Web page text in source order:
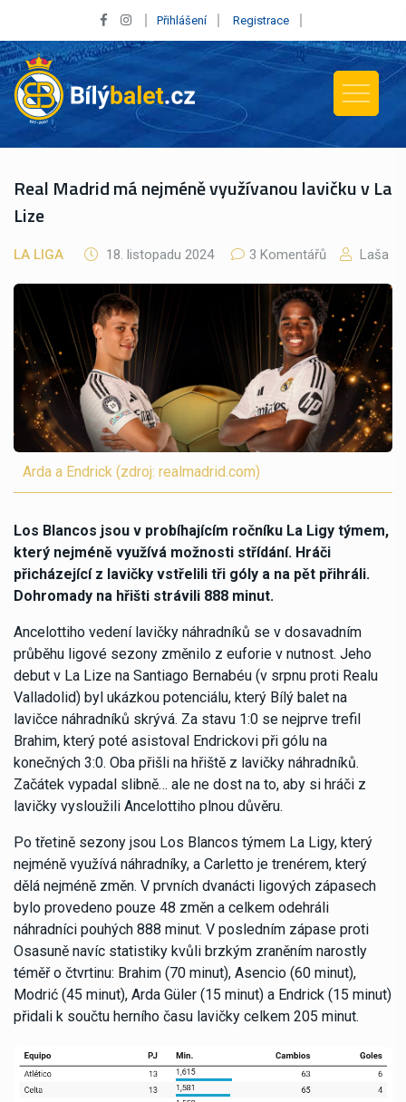
Přihlášení Registrace
Real Madrid má nejméně využívanou lavičku v La
Lize
LA LIGA 18. listopadu 2024 3 Komentářů Laša
Arda a Endrick (zdroj: realmadrid.com)
Los Blancos jsou v probíhajícím ročníku La Ligy týmem,
který nejméně využívá možnosti střídání. Hráči
přicházející z lavičky vstřelili tři góly a na pět přihráli.
Dohromady na hřišti strávili 888 minut.
Ancelottiho vedení lavičky náhradníků se v dosavadním
průběhu ligové sezony změnilo z euforie v nutnost. Jeho
debut v La Lize na Santiago Bernabéu (v srpnu proti Realu
Valladolid) byl ukázkou potenciálu, který Bílý balet na
lavičce náhradníků skrývá. Za stavu 1:0 se nejprve trefil
Brahim, který poté asistoval Endrickovi při gólu na
konečných 3:0. Oba přišli na hřiště z lavičky náhradníků.
Začátek vypadal slibně… ale ne dost na to, aby si hráči z
lavičky vysloužili Ancelottiho plnou důvěru.
Po třetině sezony jsou Los Blancos týmem La Ligy, který
nejméně využívá náhradníky, a Carletto je trenérem, který
dělá nejméně změn. V prvních dvanácti ligových zápasech
bylo provedeno pouze 48 změn a celkem odehráli
náhradníci pouhých 888 minut. V posledním zápase proti
Osasuně navíc statistiky kvůli brzkým zraněním narostly
téměř o čtvrtinu: Brahim (70 minut), Asencio (60 minut),
Modrić (45 minut), Arda Güler (15 minut) a Endrick (15 minut)
přidali k součtu herního času lavičky celkem 205 minut.